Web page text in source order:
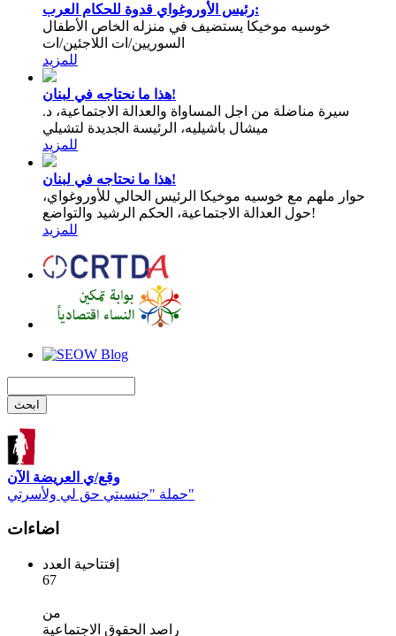
رئيس الأوروغواي قدوة للحكام العرب:
خوسيه موخيكا يستضيف في منزله الخاص الأطفال
السوريين/ات اللاجئين/ات
للمزيد
هذا ما نحتاجه في لبنان!
سيرة مناضلة من اجل المساواة والعدالة الاجتماعية، د.
ميشال باشيليه، الرئيسة الجديدة لتشيلي
للمزيد
هذا ما نحتاجه في لبنان!
حوار ملهم مع خوسيه موخيكا الرئيس الحالي للأوروغواي،
حول العدالة الاجتماعية، الحكم الرشيد والتواضع!
للمزيد
وقع/ي العريضة الآن
حملة "جنسيتي حق لي ولأسرتي"
اضاءات
إفتتاحية العدد
67
من
راصد الحقوق الاجتماعية